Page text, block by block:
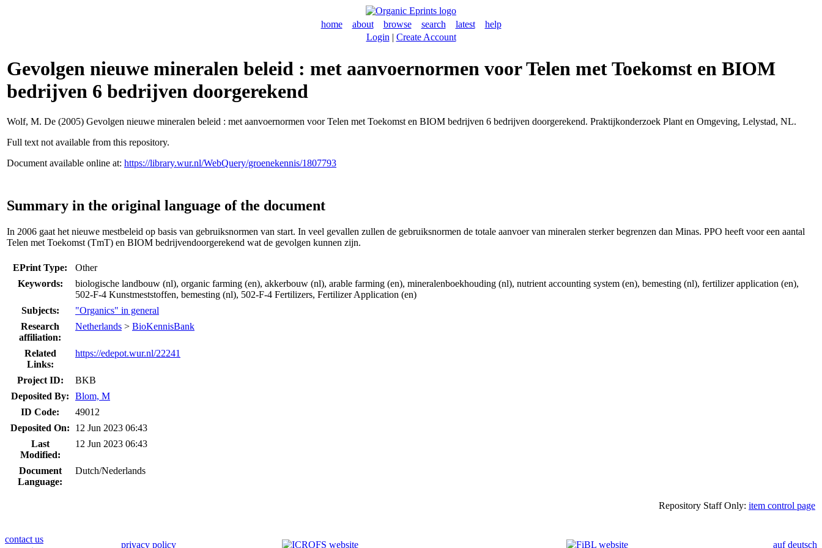
home about browse search latest
help
Login | Create Account
Gevolgen nieuwe mineralen beleid : met aanvoernormen voor Telen met Toekomst en BIOM
bedrijven 6 bedrijven doorgerekend
Wolf, M. De (2005) Gevolgen nieuwe mineralen beleid : met aanvoernormen voor Telen met Toekomst en BIOM bedrijven 6 bedrijven doorgerekend. Praktijkonderzoek Plant en Omgeving, Lelystad, NL.
Full text not available from this repository.
Document available online at: https://library.wur.nl/WebQuery/groenekennis/1807793
Summary in the original language of the document
In 2006 gaat het nieuwe mestbeleid op basis van gebruiksnormen van start. In veel gevallen zullen de gebruiksnormen de totale aanvoer van mineralen sterker begrenzen dan Minas. PPO heeft voor een aantal
Telen met Toekomst (TmT) en BIOM bedrijvendoorgerekend wat de gevolgen kunnen zijn.
EPrint Type:
Other
Keywords:
biologische landbouw (nl), organic farming (en), akkerbouw (nl), arable farming (en), mineralenboekhouding (nl), nutrient accounting system (en), bemesting (nl), fertilizer application (en),
502-F-4 Kunstmeststoffen, bemesting (nl), 502-F-4 Fertilizers, Fertilizer Application (en)
Subjects:
"Organics" in general
Research
affiliation:
Netherlands > BioKennisBank
Related
Links:
https://edepot.wur.nl/22241
Project ID:
BKB
Deposited By:
Blom, M
ID Code:
49012
Deposited On:
12 Jun 2023 06:43
Last
Modified:
12 Jun 2023 06:43
Document
Language:
Dutch/Nederlands
Repository Staff Only: item control page
contact us
privacy policy auf deutsch